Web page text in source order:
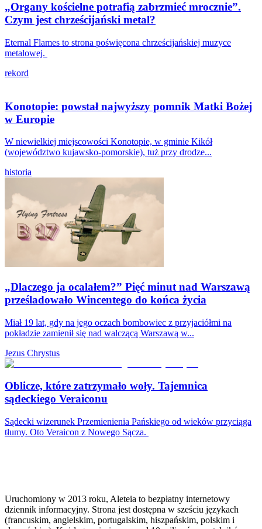
„Organy kościelne potrafią zabrzmieć mrocznie”.
Czym jest chrześcijański metal?
Eternal Flames to strona poświęcona chrześcijańskiej muzyce
metalowej.
rekord
Konotopie: powstał najwyższy pomnik Matki Bożej
w Europie
W niewielkiej miejscowości Konotopie, w gminie Kikół
(województwo kujawsko-pomorskie), tuż przy drodze...
historia
„Dlaczego ja ocalałem?” Pięć minut nad Warszawą
prześladowało Wincentego do końca życia
Miał 19 lat, gdy na jego oczach bombowiec z przyjaciółmi na
pokładzie zamienił się nad walczącą Warszawą w...
Jezus Chrystus
Oblicze, które zatrzymało woły. Tajemnica
sądeckiego Veraiconu
Sądecki wizerunek Przemienienia Pańskiego od wieków przyciąga
tłumy. Oto Veraicon z Nowego Sącza.
Uruchomiony w 2013 roku, Aleteia to bezpłatny internetowy
dziennik informacyjny. Strona jest dostępna w sześciu językach
(francuskim, angielskim, portugalskim, hiszpańskim, polskim i